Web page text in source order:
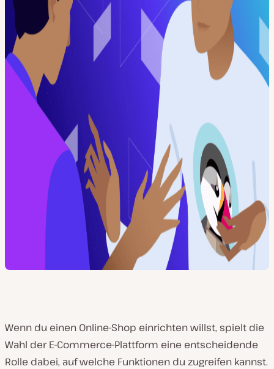
Wenn du einen Online-Shop einrichten willst, spielt die
Wahl der E-Commerce-Plattform eine entscheidende
Rolle dabei, auf welche Funktionen du zugreifen kannst.